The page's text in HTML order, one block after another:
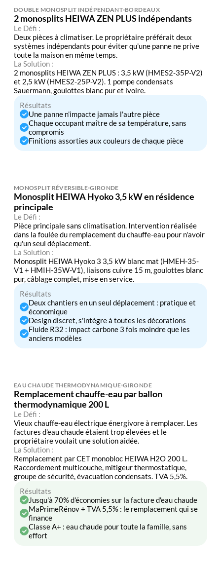
DOUBLE MONOSPLIT INDÉPENDANT BORDEAUX
2 monosplits HEIWA ZEN PLUS indépendants
Le Défi :
Deux pièces à climatiser. Le propriétaire préférait deux
systèmes indépendants pour éviter qu'une panne ne prive
toute la maison en même temps.
La Solution :
2 monosplits HEIWA ZEN PLUS : 3,5 kW (HMES2-35P-V2)
et 2,5 kW (HMES2-25P-V2). 1 pompe condensats
Sauermann, goulottes blanc pur et ivoire.
Résultats
Une panne n'impacte jamais l'autre pièce
Chaque occupant maître de sa température, sans
compromis
Finitions assorties aux couleurs de chaque pièce
MONOSPLIT RÉVERSIBLE GIRONDE
Monosplit HEIWA Hyoko 3,5 kW en résidence
principale
Le Défi :
Pièce principale sans climatisation. Intervention réalisée
dans la foulée du remplacement du chauffe-eau pour n'avoir
qu'un seul déplacement.
La Solution :
Monosplit HEIWA Hyoko 3 3,5 kW blanc mat (HMEH-35-
V1 + HMIH-35W-V1), liaisons cuivre 15 m, goulottes blanc
pur, câblage complet, mise en service.
Résultats
Deux chantiers en un seul déplacement : pratique et
économique
Design discret, s'intègre à toutes les décorations
Fluide R32 : impact carbone 3 fois moindre que les
anciens modèles
EAU CHAUDE THERMODYNAMIQUE GIRONDE
Remplacement chauffe-eau par ballon
thermodynamique 200 L
Le Défi :
Vieux chauffe-eau électrique énergivore à remplacer. Les
factures d'eau chaude étaient trop élevées et le
propriétaire voulait une solution aidée.
La Solution :
Remplacement par CET monobloc HEIWA H2O 200 L.
Raccordement multicouche, mitigeur thermostatique,
groupe de sécurité, évacuation condensats. TVA 5,5%.
Résultats
Jusqu'à 70% d'économies sur la facture d'eau chaude
MaPrimeRénov + TVA 5,5% : le remplacement qui se
finance
Classe A+ : eau chaude pour toute la famille, sans
effort